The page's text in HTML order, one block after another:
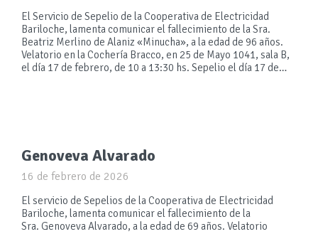
El Servicio de Sepelio de la Cooperativa de Electricidad
Bariloche, lamenta comunicar el fallecimiento de la Sra.
Beatriz Merlino de Alaniz «Minucha», a la edad de 96 años.
Velatorio en la Cochería Bracco, en 25 de Mayo 1041, sala B,
el día 17 de febrero, de 10 a 13:30 hs. Sepelio el día 17 de…
Genoveva Alvarado
16 de febrero de 2026
El servicio de Sepelios de la Cooperativa de Electricidad
Bariloche, lamenta comunicar el fallecimiento de la
Sra. Genoveva Alvarado, a la edad de 69 años. Velatorio